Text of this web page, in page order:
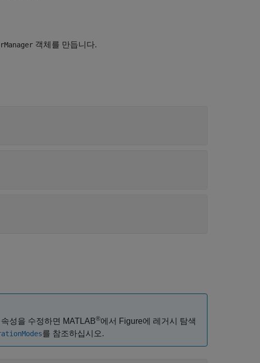
객체를 만듭니다.
성을 수정하면 MATLAB®에서 Figure에 레거시 탐색
를 참조하십시오.